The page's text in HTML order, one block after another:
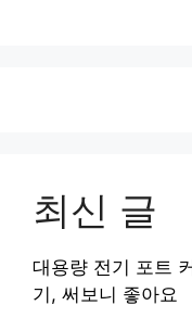
최신 글
대용량 전기 포트
기, 써보니 좋아요